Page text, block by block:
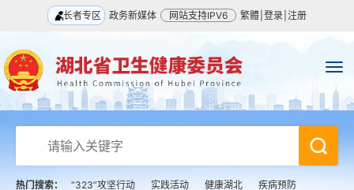
长者专区 政务新媒体 网站支持IPV6 繁體 登录 注册
热门搜索： “323”攻坚行动 实践活动 健康湖北 疾病预防